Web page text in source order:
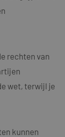
rechten van
wet, terwijl je
kunnen